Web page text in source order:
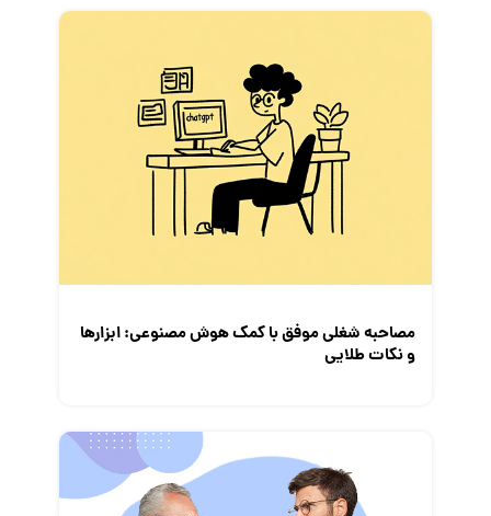
فریلنسر
گزارش‌های آماری
معرفی شرکت ها
معرفی متخصصان منابع انسانی
مصاحبه شغلی موفق با کمک هوش مصنوعی: ابزار‌ها
و نکات طلایی